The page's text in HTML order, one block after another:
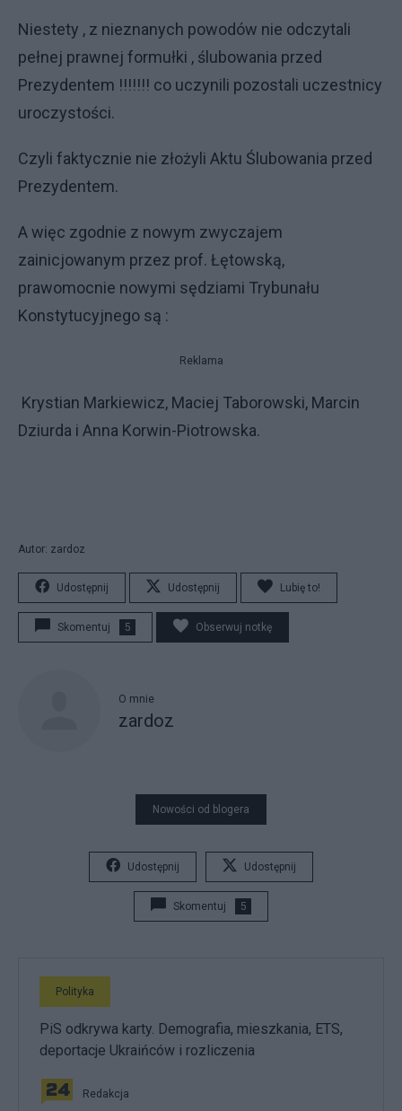
Niestety , z nieznanych powodów nie odczytali
pełnej prawnej formułki , ślubowania przed
Prezydentem !!!!!!! co uczynili pozostali uczestnicy
uroczystości.
Czyli faktycznie nie złożyli Aktu Ślubowania przed
Prezydentem.
A więc zgodnie z nowym zwyczajem
zainicjowanym przez prof. Łętowską,
prawomocnie nowymi sędziami Trybunału
Konstytucyjnego są :
Reklama
Krystian Markiewicz, Maciej Taborowski, Marcin
Dziurda i Anna Korwin-Piotrowska.
Autor: zardoz
Udostępnij Udostępnij Lubię to!
Skomentuj 5 Obserwuj notkę
O mnie
zardoz
Nowości od blogera
Udostępnij Udostępnij
Skomentuj 5
Polityka
PiS odkrywa karty. Demografia, mieszkania, ETS,
deportacje Ukraińców i rozliczenia
Redakcja